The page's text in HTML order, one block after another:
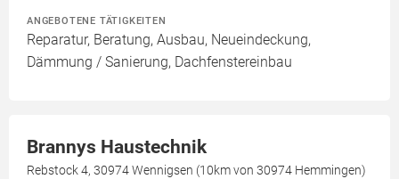
ANGEBOTENE TÄTIGKEITEN
Reparatur, Beratung, Ausbau, Neueindeckung,
Dämmung / Sanierung, Dachfenstereinbau
Brannys Haustechnik
Rebstock 4, 30974 Wennigsen (10km von 30974 Hemmingen)